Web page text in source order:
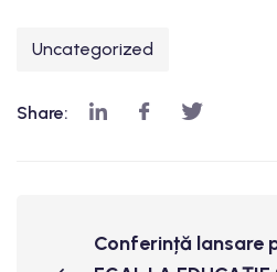
Uncategorized
Share:
Conferință lansare